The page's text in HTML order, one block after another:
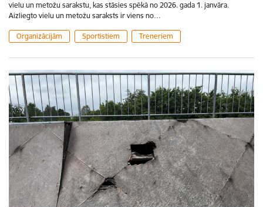
vielu un metožu sarakstu, kas stāsies spēkā no 2026. gada 1. janvāra.
Aizliegto vielu un metožu saraksts ir viens no…
Organizācijām Sportistiem Treneriem